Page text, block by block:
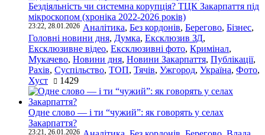
Бездіяльність чи системна корупція? ТЦК Закарпаття під
мікроскопом (хроніка 2022-2026 років)
23:22, 28.01.2026 Аналітика, Без кордонів, Берегово, Бізнес,
Головні новини дня, Думка, Ексклюзив ЗД,
Ексклюзивне відео, Ексклюзивні фото, Кримінал,
Мукачево, Новини дня, Новини Закарпаття, Публікації,
Рахів, Суспільство, ТОП, Тячів, Ужгород, Україна, Фото,
Хуст
1429
Одне слово — і ти “чужий”: як говорять у селах
Закарпаття?
23:21, 26.01.2026